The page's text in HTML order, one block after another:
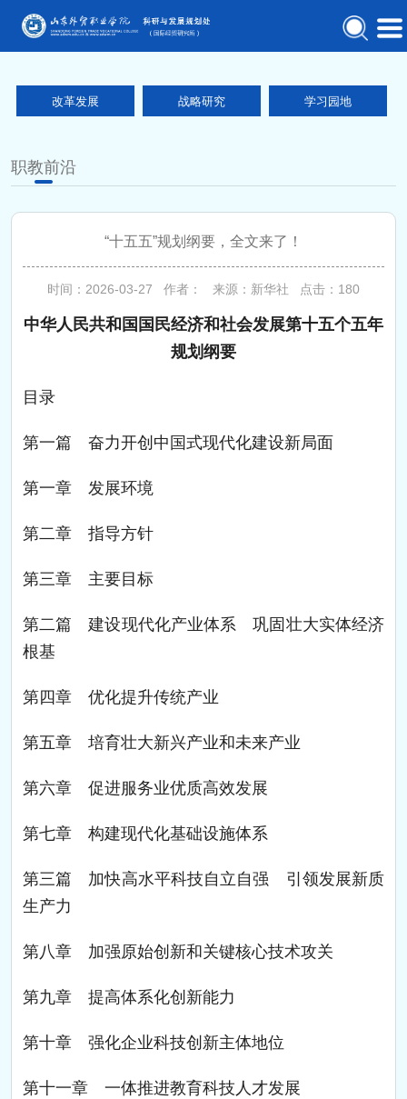
改革发展 战略研究 学习园地
职教前沿
“十五五”规划纲要，全文来了！
时间：2026-03-27 作者： 来源：新华社 点击： 180
中华人民共和国国民经济和社会发展第十五个五年
规划纲要
目录
第一篇 奋力开创中国式现代化建设新局面
第一章 发展环境
第二章 指导方针
第三章 主要目标
第二篇 建设现代化产业体系 巩固壮大实体经济
根基
第四章 优化提升传统产业
第五章 培育壮大新兴产业和未来产业
第六章 促进服务业优质高效发展
第七章 构建现代化基础设施体系
第三篇 加快高水平科技自立自强 引领发展新质
生产力
第八章 加强原始创新和关键核心技术攻关
第九章 提高体系化创新能力
第十章 强化企业科技创新主体地位
第十一章 一体推进教育科技人才发展